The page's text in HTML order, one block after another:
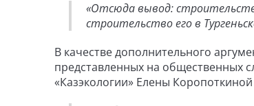
«Отсюда вывод:
строительство его в
В качестве дополнительного
представленных на общественных
«Казэкологии» Елены